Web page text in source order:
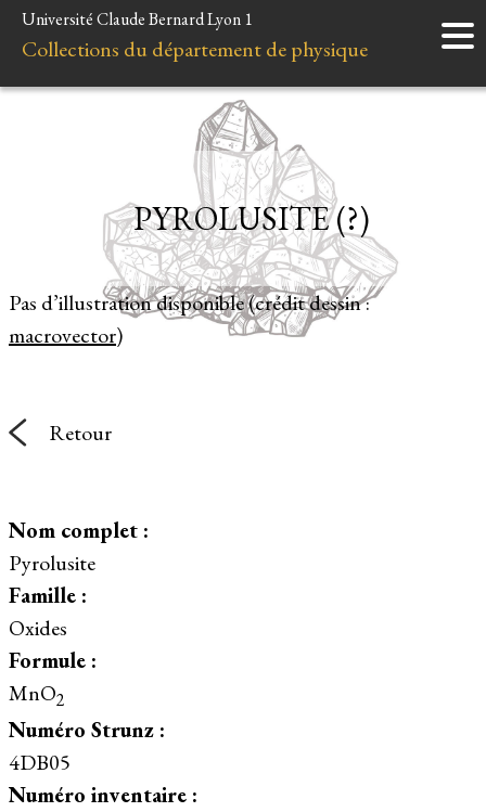
Accueil
Instruments
Liens et ressources
Université Claude Bernard Lyon 1
Collections du département de physique
Pas d’illustration disponible (crédit dessin :
macrovector)
PYROLUSITE (?)
Retour
Nom complet :
Pyrolusite
Famille :
Oxides
Formule :
MnO2
Numéro Strunz :
4DB05
Numéro inventaire :